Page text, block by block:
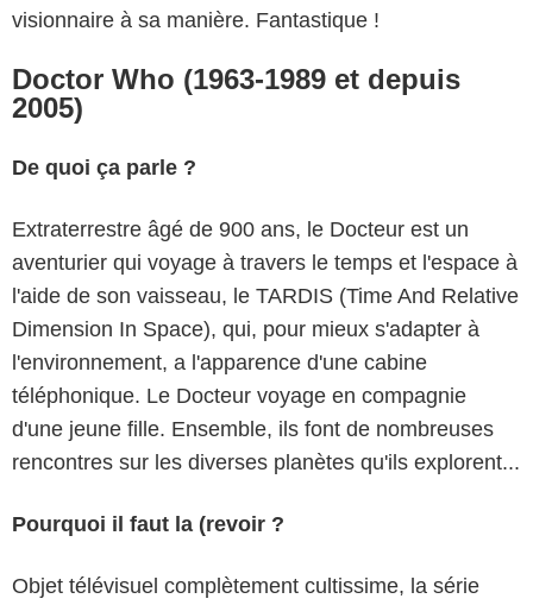
visionnaire à sa manière. Fantastique !
Doctor Who (1963-1989 et depuis
2005)
De quoi ça parle ?
Extraterrestre âgé de 900 ans, le Docteur est un
aventurier qui voyage à travers le temps et l'espace à
l'aide de son vaisseau, le TARDIS (Time And Relative
Dimension In Space), qui, pour mieux s'adapter à
l'environnement, a l'apparence d'une cabine
téléphonique. Le Docteur voyage en compagnie
d'une jeune fille. Ensemble, ils font de nombreuses
rencontres sur les diverses planètes qu'ils explorent...
Pourquoi il faut la (revoir ?
Objet télévisuel complètement cultissime, la série